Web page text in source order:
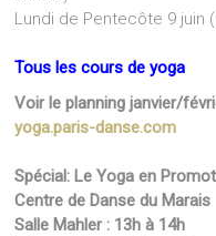
Lundi de Pentecôte 9 juin
Tous les cours de yoga
Voir le planning janvier/
yoga.paris-danse.com
Spécial: Le Yoga en
Centre de Danse du Marais
Salle Mahler : 13h à 14h